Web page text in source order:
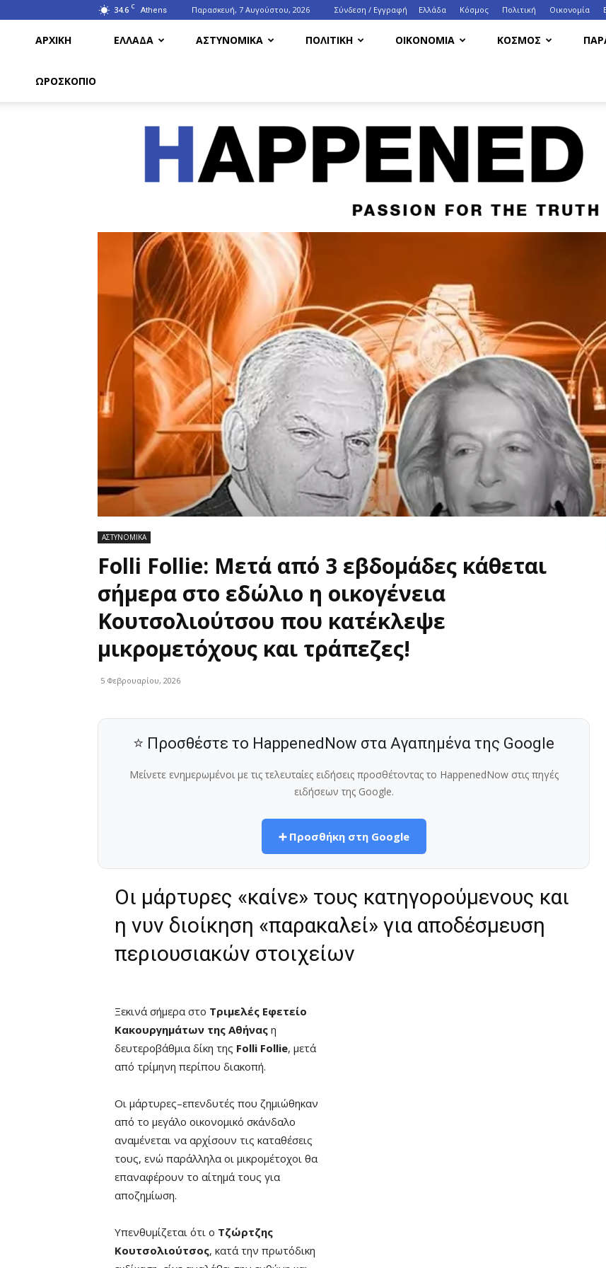
34.6 C Athens Παρασκευή, 7 Αυγούστου, 2026 Σύνδεση / Εγγραφή Ελλάδα Κόσμος Πολιτική Οικονομία
ΑΡΧΙΚΗ ΕΛΛΑΔΑ ΑΣΤΥΝΟΜΙΚΑ ΠΟΛΙΤΙΚΗ ΟΙΚΟΝΟΜΙΑ ΚΟΣΜΟΣ
ΩΡΟΣΚΟΠΙΟ
ΑΣΤΥΝΟΜΙΚΑ
Folli Follie: Μετά από 3 εβδομάδες κάθεται
σήμερα στο εδώλιο η οικογένεια
Κουτσολιούτσου που κατέκλεψε
μικρομετόχους και τράπεζες!
5 Φεβρουαρίου, 2026
⭐ Προσθέστε το HappenedNow στα Αγαπημένα της Google
Μείνετε ενημερωμένοι με τις τελευταίες ειδήσεις προσθέτοντας το HappenedNow στις πηγές
ειδήσεων της Google.
➕ Προσθήκη στη Google
Οι μάρτυρες «καίνε» τους κατηγορούμενους και
η νυν διοίκηση «παρακαλεί» για αποδέσμευση
περιουσιακών στοιχείων
Ξεκινά σήμερα στο Τριμελές Εφετείο
Κακουργημάτων της Αθήνας η
δευτεροβάθμια δίκη της Folli Follie, μετά
από τρίμηνη περίπου διακοπή.
Οι μάρτυρες–επενδυτές που ζημιώθηκαν
από το μεγάλο οικονομικό σκάνδαλο
αναμένεται να αρχίσουν τις καταθέσεις
τους, ενώ παράλληλα οι μικρομέτοχοι θα
επαναφέρουν το αίτημά τους για
αποζημίωση.
Υπενθυμίζεται ότι ο Τζώρτζης
Κουτσολιούτσος, κατά την πρωτόδικη